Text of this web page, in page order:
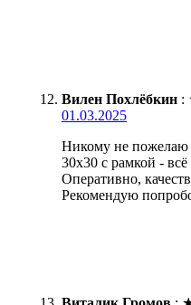
Вилен Похлёбкин :
01.03.2025
Никому не пожелаю
30х30 с рамкой -
Оперативно,
Рекомендую